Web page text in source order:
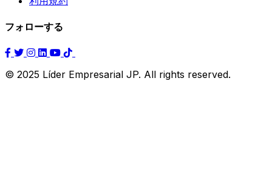
フォローする
© 2025 Líder Empresarial JP. All rights reserved.